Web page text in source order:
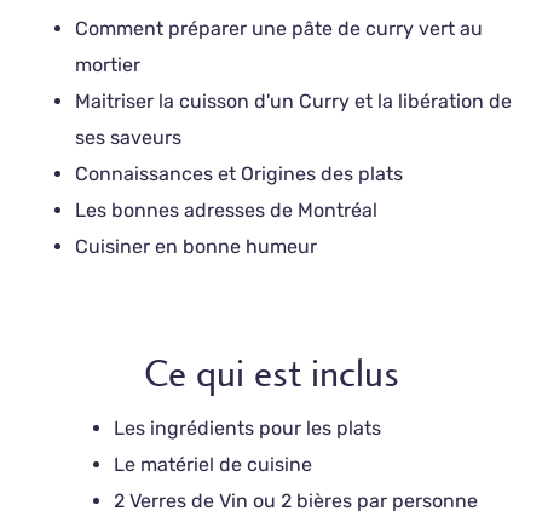
Comment préparer une pâte de curry vert au
mortier
Maitriser la cuisson d'un Curry et la libération de
ses saveurs
Connaissances et Origines des plats
Les bonnes adresses de Montréal
Cuisiner en bonne humeur
Ce qui est inclus
Les ingrédients pour les plats
Le matériel de cuisine
2 Verres de Vin ou 2 bières par personne